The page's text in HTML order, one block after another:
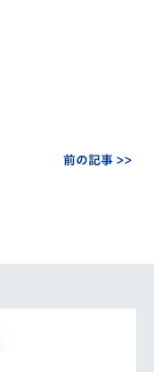
前の記事 >>